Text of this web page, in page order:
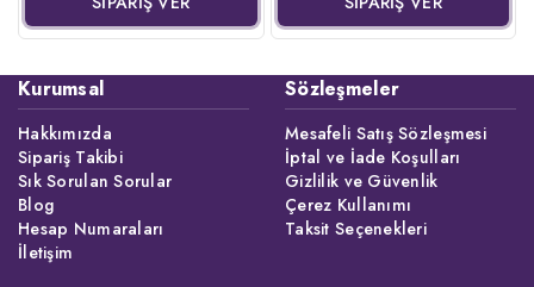
Kurumsal
Hakkımızda
Sipariş Takibi
Sık Sorulan Sorular
Blog
Hesap Numaraları
İletişim
Sözleşmeler
Mesafeli Satış Sözleşmesi
İptal ve İade Koşulları
Gizlilik ve Güvenlik
Çerez Kullanımı
Taksit Seçenekleri